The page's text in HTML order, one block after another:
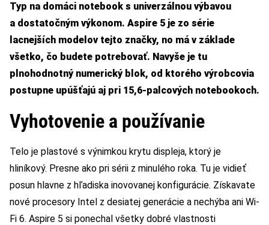
Typ na domáci notebook s univerzálnou výbavou
a dostatočným výkonom. Aspire 5 je zo série
lacnejších modelov tejto značky, no má v základe
všetko, čo budete potrebovať. Navyše je tu
plnohodnotný numerický blok, od ktorého výrobcovia
postupne upúšťajú aj pri 15,6-palcových notebookoch.
Vyhotovenie a používanie
Telo je plastové s výnimkou krytu displeja, ktorý je
hliníkový. Presne ako pri sérii z minulého roka. Tu je vidieť
posun hlavne z hľadiska inovovanej konfigurácie. Získavate
nové procesory Intel z desiatej generácie a nechýba ani Wi-
Fi 6. Aspire 5 si ponechal všetky dobré vlastnosti